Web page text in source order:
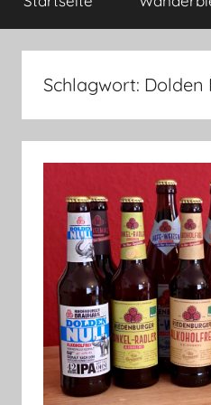
Schlagwort: Dolden